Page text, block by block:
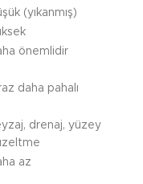
(yıkanmış)
önemlidir
daha pahalı
drenaj, yüzey
az